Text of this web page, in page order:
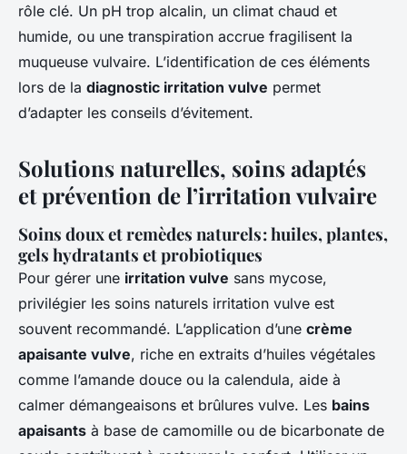
rôle clé. Un pH trop alcalin, un climat chaud et
humide, ou une transpiration accrue fragilisent la
muqueuse vulvaire. L’identification de ces éléments
lors de la diagnostic irritation vulve permet
d’adapter les conseils d’évitement.
Solutions naturelles, soins adaptés
et prévention de l’irritation vulvaire
Soins doux et remèdes naturels : huiles, plantes,
gels hydratants et probiotiques
Pour gérer une irritation vulve sans mycose,
privilégier les soins naturels irritation vulve est
souvent recommandé. L’application d’une crème
apaisante vulve, riche en extraits d’huiles végétales
comme l’amande douce ou la calendula, aide à
calmer démangeaisons et brûlures vulve. Les bains
apaisants à base de camomille ou de bicarbonate de